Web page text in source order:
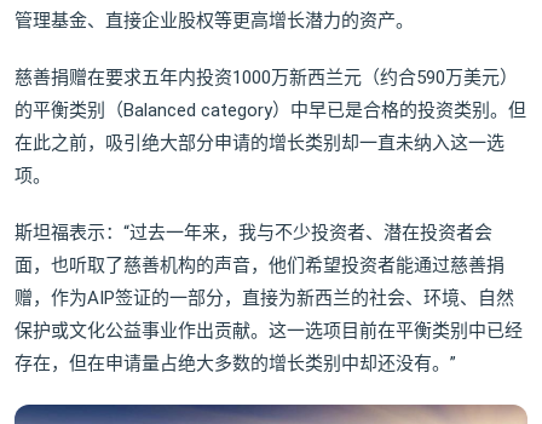
管理基金、直接企业股权等更高增长潜力的资产。
慈善捐赠在要求五年内投资1000万新西兰元（约合590万美元）
的平衡类别（Balanced category）中早已是合格的投资类别。但
在此之前，吸引绝大部分申请的增长类别却一直未纳入这一选
项。
斯坦福表示：“过去一年来，我与不少投资者、潜在投资者会
面，也听取了慈善机构的声音，他们希望投资者能通过慈善捐
赠，作为AIP签证的一部分，直接为新西兰的社会、环境、自然
保护或文化公益事业作出贡献。这一选项目前在平衡类别中已经
存在，但在申请量占绝大多数的增长类别中却还没有。”